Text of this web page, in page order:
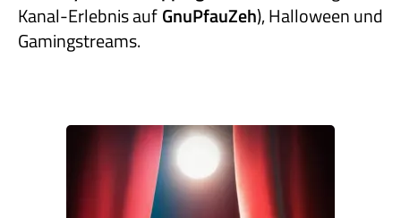
Kanal-Erlebnis aufGnuPfauZeh), Halloween und
Gamingstreams.